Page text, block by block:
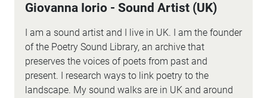
Giovanna Iorio - Sound Artist (UK)
I am a sound artist and I live in UK. I am the founder
of the Poetry Sound Library, an archive that
preserves the voices of poets from past and
present. I research ways to link poetry to the
landscape. My sound walks are in UK and around